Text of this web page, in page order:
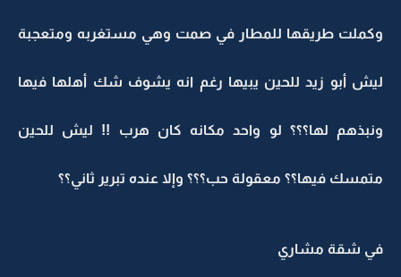
وكملت طريقها للمطار في صمت وهي مستغربه ومتعجبة
ليش أبو زيد للحين يبيها رغم انه يشوف شك أهلها فيها
ونبذهم لها؟؟؟ لو واحد مكانه كان هرب !! ليش للحين
متمسك فيها؟؟ معقولة حب؟؟؟ وإلا عنده تبرير ثاني؟؟
في شقة مشاري